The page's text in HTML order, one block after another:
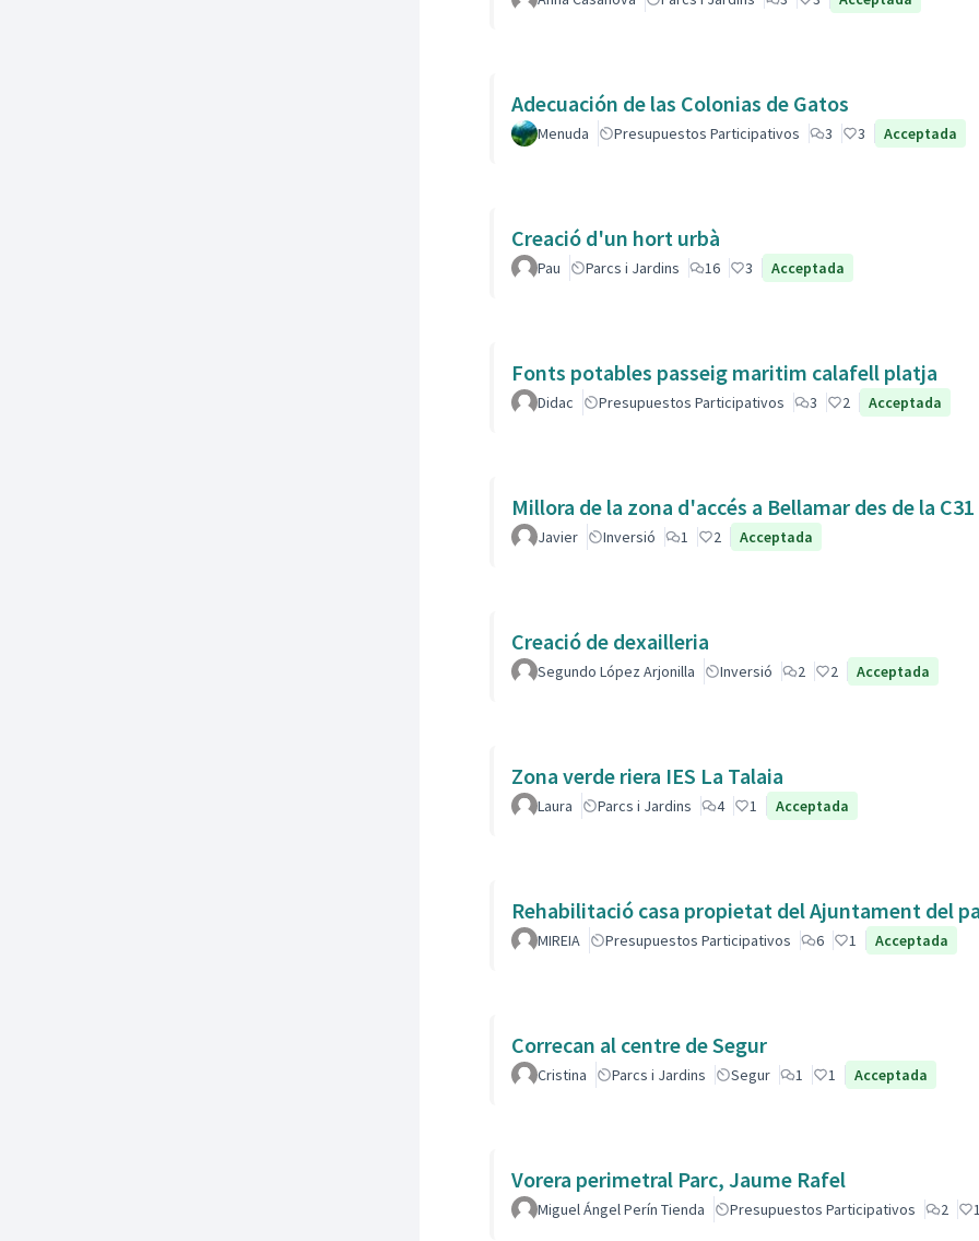
Adecuación de las Colonias de Gatos
Menuda Presupuestos Participativos 3 3 Acceptada
Creació d'un hort urbà
Pau Parcs i Jardins 16 3 Acceptada
Fonts potables passeig maritim calafell platja
Didac Presupuestos Participativos 3 2 Acceptada
Millora de la zona d'accés a Bellamar des de la C31
Javier Inversió 1 2 Acceptada
Creació de dexailleria
Segundo López Arjonilla Inversió 2 2 Acceptada
Zona verde riera IES La Talaia
Laura Parcs i Jardins 4 1 Acceptada
Rehabilitació casa propietat del Ajuntament del
MIREIA Presupuestos Participativos 6 1 Acceptada
Correcan al centre de Segur
Cristina Parcs i Jardins Segur 1 1 Acceptada
Vorera perimetral Parc, Jaume Rafel
Miguel Ángel Perín Tienda Presupuestos Participativos 2 1